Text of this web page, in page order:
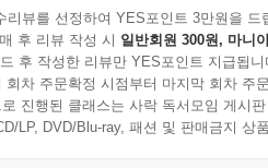
리뷰를 선정하여 YES포인트 3만원을 드
후 리뷰 작성 시 일반회원 300원, 마니
후 작성한 리뷰만 YES포인트 지급됩니
회차 주문확정 시점부터 마지막 회차 주
진행된 클래스는 사락 독서모임 게시
LP, DVD/Blu-ray, 패션 및 판매금지 상